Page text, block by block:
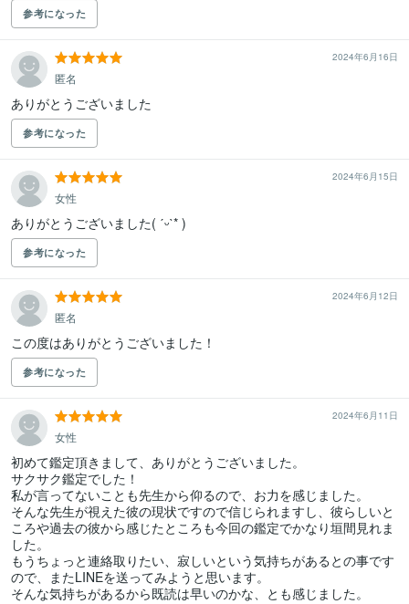
参考になった
2024年6月16日
匿名
ありがとうございました
参考になった
2024年6月15日
女性
ありがとうございました( ˊᵕˋ* )
参考になった
2024年6月12日
匿名
この度はありがとうございました！
参考になった
2024年6月11日
女性
初めて鑑定頂きまして、ありがとうございました。
サクサク鑑定でした！
私が言ってないことも先生から仰るので、お力を感じました。
そんな先生が視えた彼の現状ですので信じられますし、彼らしいと
ころや過去の彼から感じたところも今回の鑑定でかなり垣間見れま
した。
もうちょっと連絡取りたい、寂しいという気持ちがあるとの事です
ので、またLINEを送ってみようと思います。
そんな気持ちがあるから既読は早いのかな、とも感じました。